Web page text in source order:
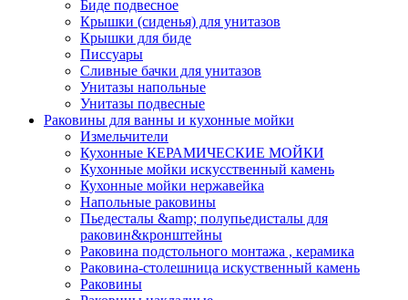
Биде подвесное
Крышки (сиденья) для унитазов
Крышки для биде
Писсуары
Сливные бачки для унитазов
Унитазы напольные
Унитазы подвесные
Раковины для ванны и кухонные мойки
Измельчители
Кухонные КЕРАМИЧЕСКИЕ МОЙКИ
Кухонные мойки искусственный камень
Кухонные мойки нержавейка
Напольные раковины
Пьедесталы &amp; полупьедисталы для
раковин&кронштейны
Раковина подстольного монтажа , керамика
Раковина-столешница искуственный камень
Раковины